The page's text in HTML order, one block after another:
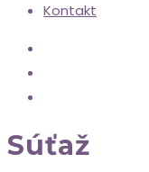
Kontakt
Súťaž